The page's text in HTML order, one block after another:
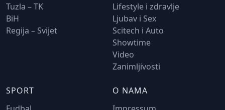
Tuzla – TK
BiH
Regija – Svijet
Lifestyle i zdravlje
Ljubav i Sex
Scitech i Auto
Showtime
Video
Zanimljivosti
SPORT
O NAMA